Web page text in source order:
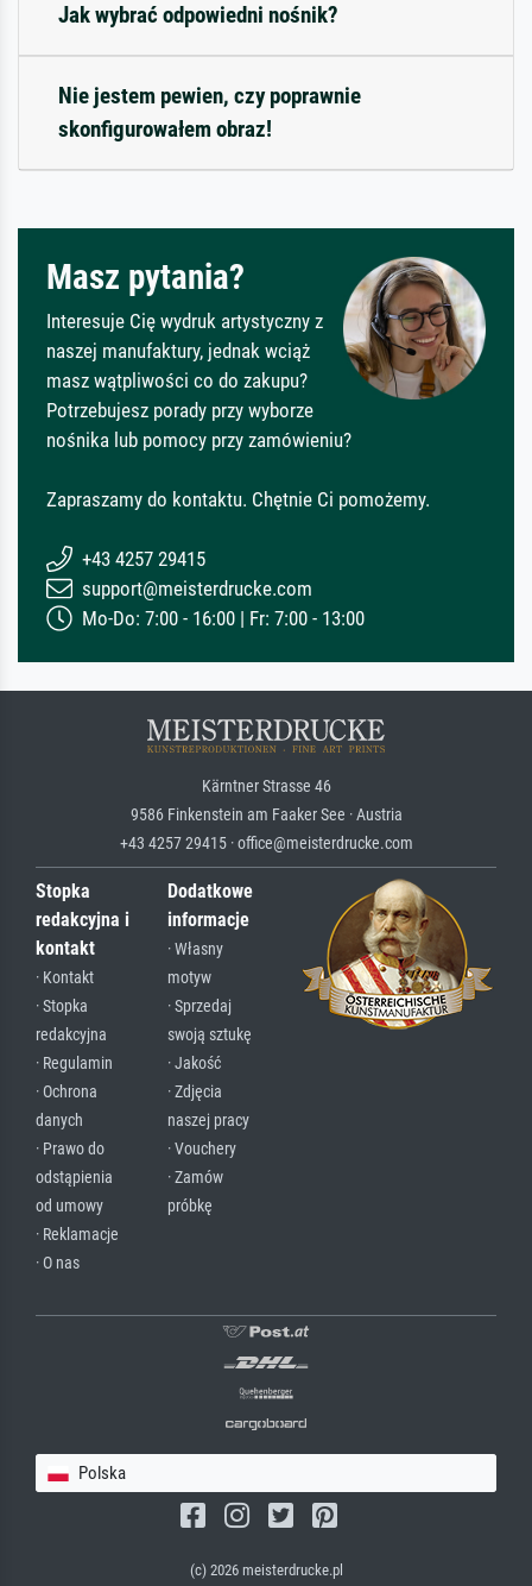
Jak wybrać odpowiedni nośnik?
Nie jestem pewien, czy poprawnie
skonfigurowałem obraz!
Masz pytania?
Interesuje Cię wydruk artystyczny z
naszej manufaktury, jednak wciąż
masz wątpliwości co do zakupu?
Potrzebujesz porady przy wyborze
nośnika lub pomocy przy zamówieniu?
Zapraszamy do kontaktu. Chętnie Ci pomożemy.
+43 4257 29415
support@meisterdrucke.com
Mo-Do: 7:00 - 16:00 | Fr: 7:00 - 13:00
Kärntner Strasse 46
9586 Finkenstein am Faaker See · Austria
+43 4257 29415 · office@meisterdrucke.com
Stopka
redakcyjna i
kontakt
· Kontakt
· Stopka
redakcyjna
· Regulamin
· Ochrona
danych
· Prawo do
odstąpienia
od umowy
· Reklamacje
· O nas
Dodatkowe
informacje
· Własny
motyw
· Sprzedaj
swoją sztukę
· Jakość
· Zdjęcia
naszej pracy
· Vouchery
· Zamów
próbkę
Polska
(c) 2026 meisterdrucke.pl